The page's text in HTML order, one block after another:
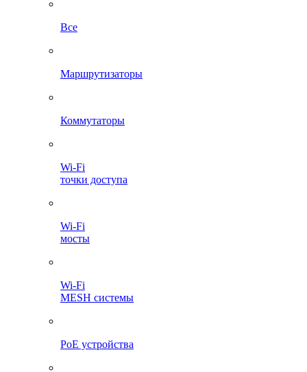
Все
Маршрутизаторы
Коммутаторы
Wi-Fi
точки доступа
Wi-Fi
мосты
Wi-Fi
MESH системы
PoE устройства